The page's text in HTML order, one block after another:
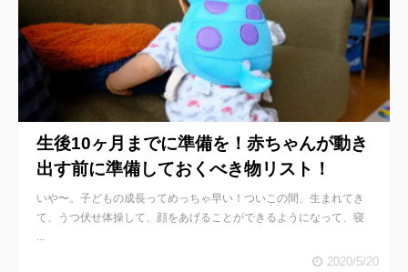
生後10ヶ月までに準備を！赤ちゃんが動き
出す前に準備しておくべき物リスト！
いや〜。子どもの成長ってめっちゃ早い！ついこの間、生まれてき
て、うつ伏せ体操して、顔をあげることができるようになって、寝
...
2020/5/20